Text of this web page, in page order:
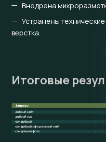
Внедрена
Устранены
верстка.
Итоговые